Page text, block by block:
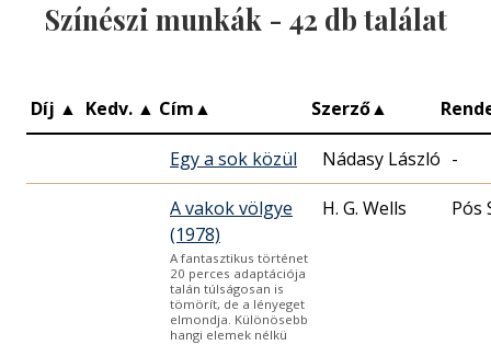
Színészi munkák - 42 db találat
Díj ▲ Kedv. ▲ Cím▲ Szerző▲
Egy a sok közül Nádasy László -
A vakok völgye
(1978)
A fantasztikus történet
20 perces adaptációja
talán túlságosan is
tömörít, de a lényeget
elmondja. Különösebb
hangi elemek nélkü
H. G. Wells Pós